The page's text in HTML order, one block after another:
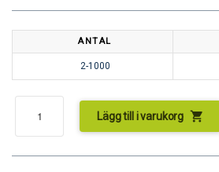
ANTAL
2-1000
Lägg till i varukorg shopping_cart